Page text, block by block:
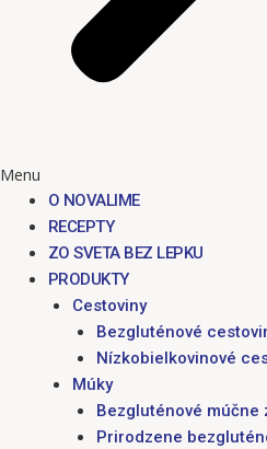
Menu
O NOVALIME
RECEPTY
ZO SVETA BEZ LEPKU
PRODUKTY
Cestoviny
Bezgluténové
Nízkobielkovinové
Múky
Bezgluténové múčne
Prirodzene